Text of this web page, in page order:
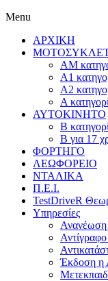
Menu
ΑΡΧΙΚΗ
ΑΜ
Α1
Α2
Α
ΑΥΤΟΚΙΝΗΤΟ
B
Β για 17
ΦΟΡΤΗΓΟ
ΛΕΩΦΟΡΕΙΟ
ΝΤΑΛΙΚΑ
Π.Ε.Ι.
TestDriveR
Υπηρεσίες
Ανανέωση
Έκδοση η